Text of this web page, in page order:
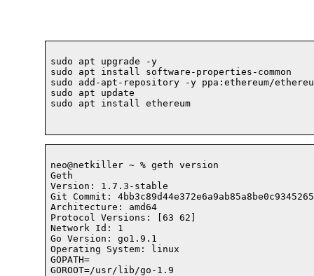
sudo apt upgrade -y
sudo apt install software-properties-common
sudo add-apt-repository -y ppa:ethereum/
sudo apt update
sudo apt install ethereum
neo@netkiller ~ % geth version
Geth
Version: 1.7.3-stable
Git Commit:
Architecture: amd64
Protocol Versions: [63 62]
Network Id: 1
Go Version: go1.9.1
Operating System: linux
GOPATH=
GOROOT=/usr/lib/go-1.9